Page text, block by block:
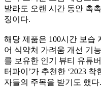
발라도 오랜 시간 동안 촉촉
징이다.
해당 제품은 100시간 보습
어 식약처 가려움 개선 기
를 보유한 인기 뷰티 유튜
터파이 ’가 추천한 ‘2023 착
자들의 주목을 받기도 했다.